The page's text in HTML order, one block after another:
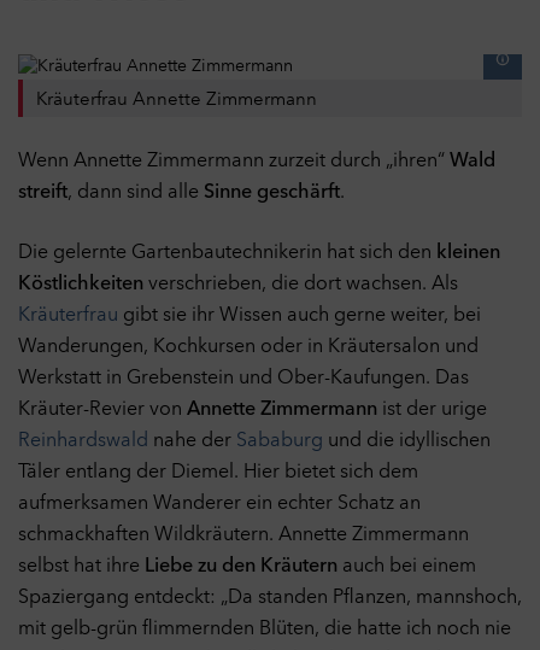
Kräuterfrau Annette Zimmermann
Wenn Annette Zimmermann zurzeit durch „ihren“ Wald
streift, dann sind alle Sinne geschärft.
Die gelernte Gartenbautechnikerin hat sich den kleinen
Köstlichkeiten verschrieben, die dort wachsen. Als
Kräuterfrau gibt sie ihr Wissen auch gerne weiter, bei
Wanderungen, Kochkursen oder in Kräutersalon und
Werkstatt in Grebenstein und Ober-Kaufungen. Das
Kräuter-Revier von Annette Zimmermann ist der urige
Reinhardswald nahe der Sababurg und die idyllischen
Täler entlang der Diemel. Hier bietet sich dem
aufmerksamen Wanderer ein echter Schatz an
schmackhaften Wildkräutern. Annette Zimmermann
selbst hat ihre Liebe zu den Kräutern auch bei einem
Spaziergang entdeckt: „Da standen Pflanzen, mannshoch,
mit gelb-grün flimmernden Blüten, die hatte ich noch nie